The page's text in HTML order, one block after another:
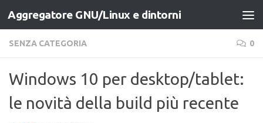
Salta al contenuto
Aggregatore GNU/Linux e dintorni
SENZA CATEGORIA 0
Windows 10 per desktop/tablet:
le novità della build più recente